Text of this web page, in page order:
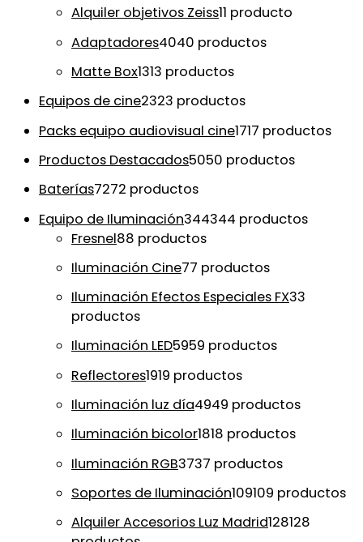
Alquiler objetivos Zeiss11 producto
Adaptadores4040 productos
Matte Box1313 productos
Equipos de cine2323 productos
Packs equipo audiovisual cine1717 productos
Productos Destacados5050 productos
Baterías7272 productos
Equipo de Iluminación344344 productos
Fresnel88 productos
Iluminación Cine77 productos
Iluminación Efectos Especiales FX33
productos
Iluminación LED5959 productos
Reflectores1919 productos
Iluminación luz día4949 productos
Iluminación bicolor1818 productos
Iluminación RGB3737 productos
Soportes de Iluminación109109 productos
Alquiler Accesorios Luz Madrid128128